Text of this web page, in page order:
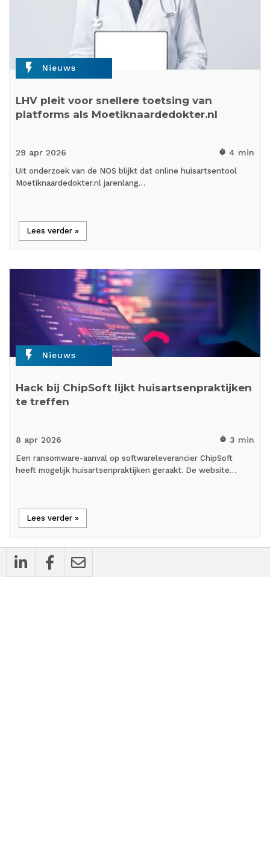
flash_on Nieuws
LHV pleit voor snellere toetsing van
platforms als Moetiknaardedokter.nl
29 apr 2026 timer 4 min
Uit onderzoek van de NOS blijkt dat online huisartsentool
Moetiknaardedokter.nl jarenlang…
Lees verder »
flash_on Nieuws
Hack bij ChipSoft lijkt huisartsenpraktijken
te treffen
8 apr 2026 timer 3 min
Een ransomware-aanval op softwareleverancier ChipSoft
heeft mogelijk huisartsenpraktijken geraakt. De website…
Lees verder »